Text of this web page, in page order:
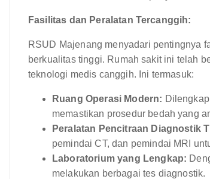
Fasilitas dan Peralatan Tercanggih:
RSUD Majenang menyadari pentingnya
berkualitas tinggi. Rumah sakit ini telah
teknologi medis canggih. Ini termasuk:
Ruang Operasi Modern:
memastikan prosedur bedah yang
Peralatan Pencitraan Diagnostik
pemindai CT, dan pemindai MRI
Laboratorium yang Lengkap:
melakukan berbagai tes diagnostik.